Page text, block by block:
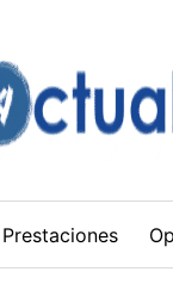
Prestaciones